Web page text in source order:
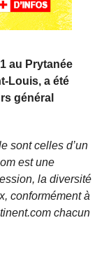
au Prytanée
a été
général
sont celles d’un
est une
la diversité
conformément à
chacun